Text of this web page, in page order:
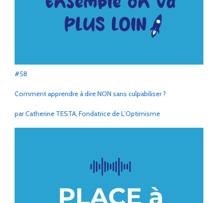
#58
Comment apprendre à dire NON sans culpabiliser ?
par Catherine TESTA, Fondatrice de L’Optimisme